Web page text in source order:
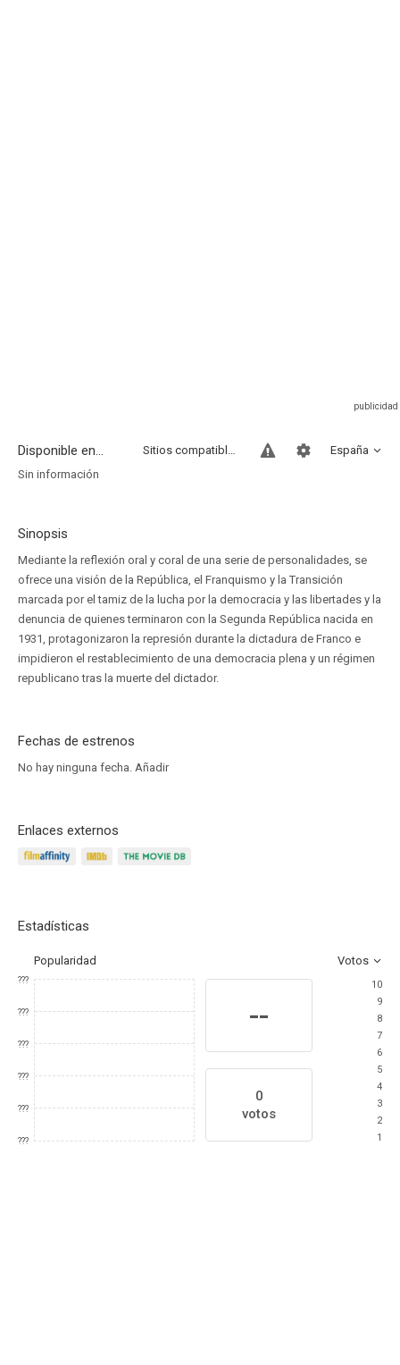
Disponible en... España
Sitios compatibles
Sin información
Sinopsis
Mediante la reflexión oral y coral de una serie de personalidades, se
ofrece una visión de la República, el Franquismo y la Transición
marcada por el tamiz de la lucha por la democracia y las libertades y la
denuncia de quienes terminaron con la Segunda República nacida en
1931, protagonizaron la represión durante la dictadura de Franco e
impidieron el restablecimiento de una democracia plena y un régimen
republicano tras la muerte del dictador.
Fechas de estrenos
No hay ninguna fecha. Añadir
Enlaces externos
Estadísticas
Popularidad Votos
???
???
???
???
???
???
--
0
votos
10
9
8
7
6
5
4
3
2
1